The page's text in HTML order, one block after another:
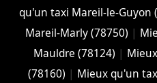
qu'un taxi Mareil-le-Guyon
Mareil-Marly (78750) |
Mauldre (78124) |
(78160) | Mieux qu'un